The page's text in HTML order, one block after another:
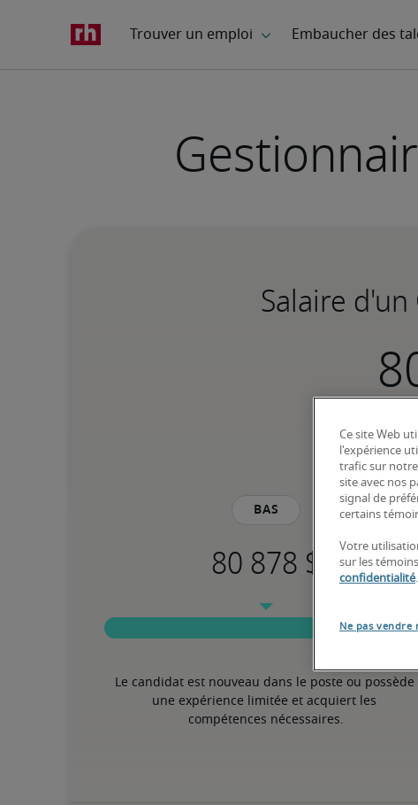
Salaire
Bas
Le candidat est nouveau dans le poste ou possède
une expérience limitée et acquiert les
compétences nécessaires.
Ce site Web
l'expérience
trafic sur
site avec nos
signal de
certains
Votre
sur les
confidentialité.
Ne pas vendre